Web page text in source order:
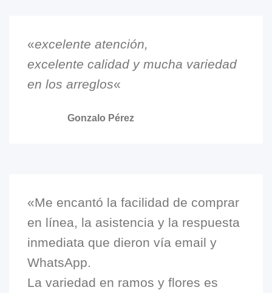
«excelente atención,
excelente calidad y mucha variedad
en los arreglos«
Gonzalo Pérez
«Me encantó la facilidad de comprar
en línea, la asistencia y la respuesta
inmediata que dieron vía email y
WhatsApp.
La variedad en ramos y flores es